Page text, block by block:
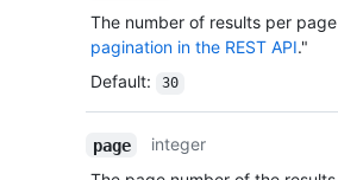
The number of results per
pagination in the REST API."
Default: 30
page
integer